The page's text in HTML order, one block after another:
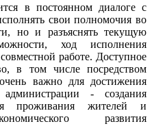
в постоянном диалоге с
свои полномочия во
но и разъяснять текущую
ход исполнения
работе. Доступное
в том числе посредством
важно для достижения
- создания
проживания жителей и
развития